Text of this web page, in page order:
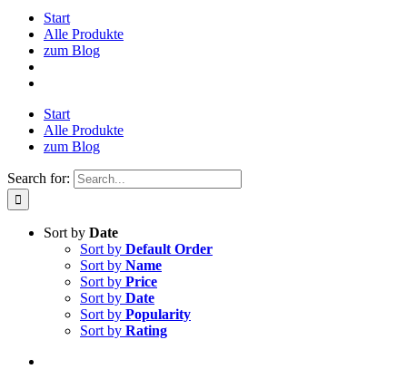
Start
Alle Produkte
zum Blog
Start
Alle Produkte
zum Blog
Search for:
Sort by Date
Sort by Default Order
Sort by Name
Sort by Price
Sort by Date
Sort by Popularity
Sort by Rating